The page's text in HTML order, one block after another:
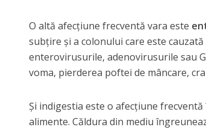
O altă afecţiune frecventă vara este
subţire şi a colonului care este
enterovirusurile, adenovirusurile sau
voma, pierderea poftei de mâncare,
Şi indigestia este o afecţiune
alimente. Căldura din mediu